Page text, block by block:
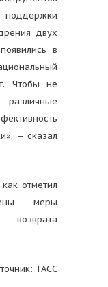
двух
в
Чтобы не
— сказал
отметил
меры
ТАСС